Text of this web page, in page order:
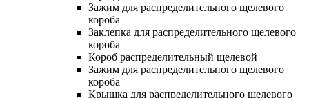
Зажим для распределительного щелевого
короба
Заклепка для распределительного щелевого
короба
Короб распределительный щелевой
Зажим для распределительного щелевого
короба
Крышка для распределительного щелевого